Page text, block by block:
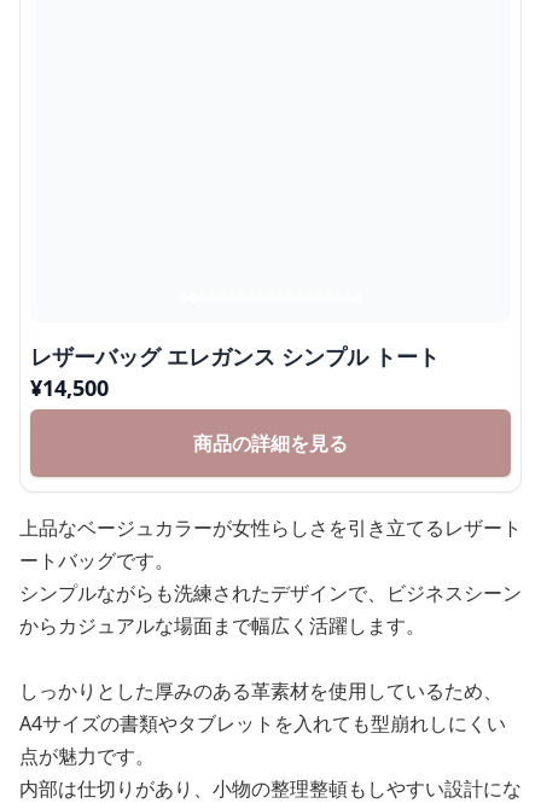
レザーバッグ エレガンス シンプル トート
¥14,500
商品の詳細を見る
上品なベージュカラーが女性らしさを引き立てるレザート
ートバッグです。
シンプルながらも洗練されたデザインで、ビジネスシーン
からカジュアルな場面まで幅広く活躍します。
しっかりとした厚みのある革素材を使用しているため、
A4サイズの書類やタブレットを入れても型崩れしにくい
点が魅力です。
内部は仕切りがあり、小物の整理整頓もしやすい設計にな